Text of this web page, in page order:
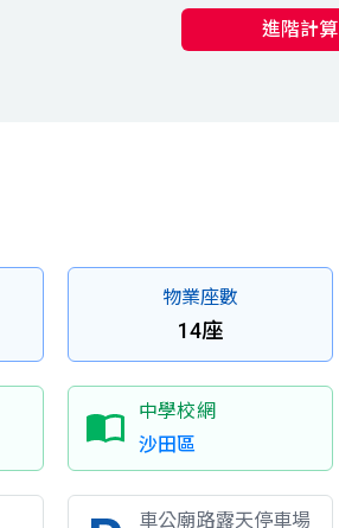
進階計算
物業座數
14座
中學校網
沙田區
車公廟路露天停車場